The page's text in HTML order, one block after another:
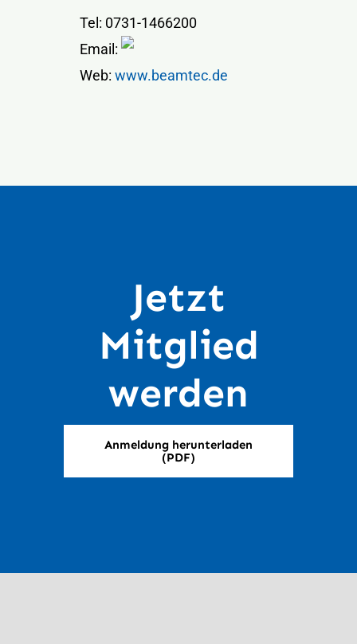
Tel: 0731-1466200
Email:
Web: www.beamtec.de
Jetzt
Mitglied
werden
Anmeldung herunterladen
(PDF)